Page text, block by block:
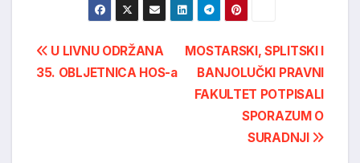
Post
navigation
MOSTARSKI, SPLITSKI I
BANJOLUČKI PRAVNI
FAKULTET POTPISALI
SPORAZUM O
SURADNJI
U LIVNU ODRŽANA
35. OBLJETNICA HOS-a